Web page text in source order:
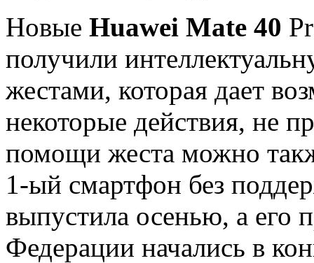
Новые Huawei Mate 40
получили
жестами, которая дает
некоторые действия, не
помощи жеста можно
1-ый смартфон без
выпустила осенью, а его
Федерации начались в